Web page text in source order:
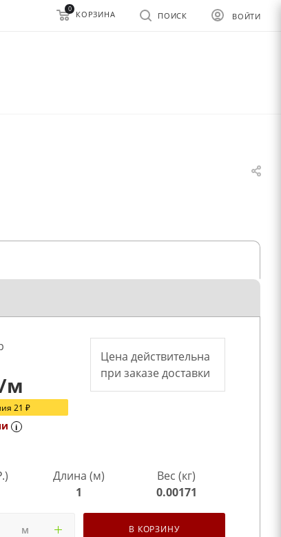
ВОЙТИ
ПОИСК
0
КОРЗИНА
м
21 ₽
i
Цена действительна
при заказе доставки
Длина (м)
1
Вес (кг)
0.00171
м В КОРЗИНУ